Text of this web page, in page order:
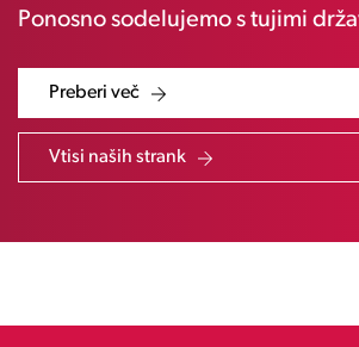
Ponosno sodelujemo s tujimi
Preberi več
Vtisi naših strank